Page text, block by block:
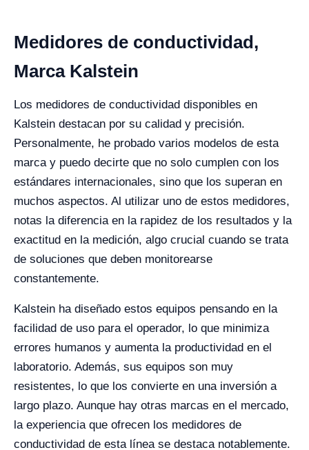
Medidores de conductividad,
Marca Kalstein
Los medidores de conductividad disponibles en
Kalstein destacan por su calidad y precisión.
Personalmente, he probado varios modelos de esta
marca y puedo decirte que no solo cumplen con los
estándares internacionales, sino que los superan en
muchos aspectos. Al utilizar uno de estos medidores,
notas la diferencia en la rapidez de los resultados y la
exactitud en la medición, algo crucial cuando se trata
de soluciones que deben monitorearse
constantemente.
Kalstein ha diseñado estos equipos pensando en la
facilidad de uso para el operador, lo que minimiza
errores humanos y aumenta la productividad en el
laboratorio. Además, sus equipos son muy
resistentes, lo que los convierte en una inversión a
largo plazo. Aunque hay otras marcas en el mercado,
la experiencia que ofrecen los medidores de
conductividad de esta línea se destaca notablemente.